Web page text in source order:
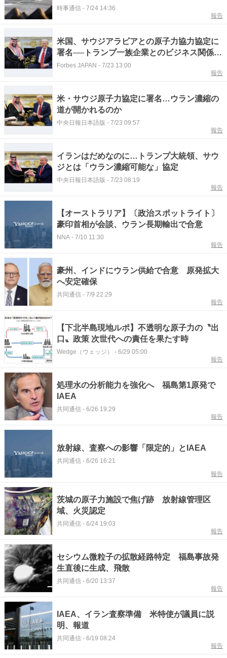
時事通信 - 7/24 14:36
報告
米国、サウジアラビアとの原子力協力協定に
署名──トランプ一族企業とのビジネス関係強
まる
Forbes JAPAN - 7/23 13:00
報告
米・サウジ原子力協定に署名…ウラン濃縮の
道が開かれるのか
中央日報日本語版 - 7/23 09:57
報告
イランはだめなのに…トランプ大統領、サウ
ジとは「ウラン濃縮可能な」協定
中央日報日本語版 - 7/23 08:19
報告
【オーストラリア】〔政治スポットライト〕
豪印首相が会談、ウラン長期輸出で合意
NNA - 7/10 11:30
報告
豪州、インドにウラン供給で合意 原発拡大
へ安定確保
共同通信 - 7/9 22:29
報告
【下北半島現地ルポ】不透明な原子力の〝出
口〟政策 次世代への責任を果たす時
Wedge（ウェッジ） - 6/29 05:00
報告
処理水の分析能力を強化へ 福島第1原発で
IAEA
共同通信 - 6/26 19:29
報告
放射線、査察への影響「限定的」とIAEA
共同通信 - 6/26 16:21
報告
茨城の原子力施設で焦げ跡 放射線管理区
域、火災認定
共同通信 - 6/24 19:03
報告
セシウム微粒子の拡散経路特定 福島事故発
生直後に生成、飛散
共同通信 - 6/20 13:37
報告
IAEA、イラン査察準備 米特使が議員に説
明、報道
共同通信 - 6/19 08:24
報告